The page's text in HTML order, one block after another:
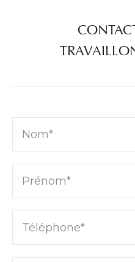
Nom*
Prénom*
Téléphone*